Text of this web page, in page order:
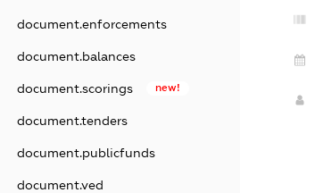
document.enforcements
document.balances
document.scorings new!
document.tenders
document.publicfunds
document.ved